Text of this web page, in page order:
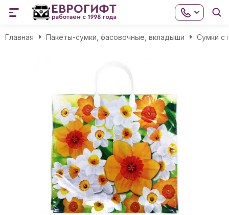
Главная Пакеты-сумки, фасовочные, вкладыши Сумки с